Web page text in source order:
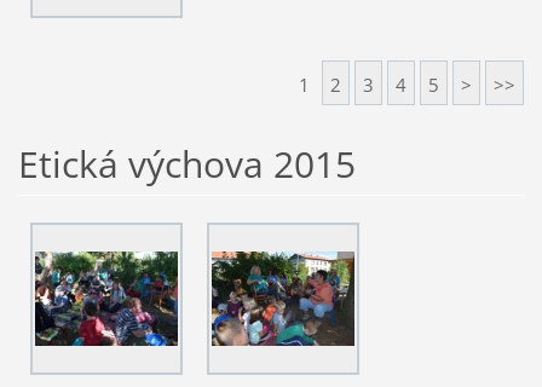
1 2 3 4 5 > >>
Etická výchova 2015